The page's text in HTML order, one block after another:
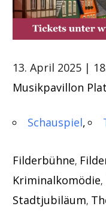
13. April 2025 |
Musikpavillon
Schauspiel
Filderbühne,
Kriminalkomödie,
Stadtjubiläum,